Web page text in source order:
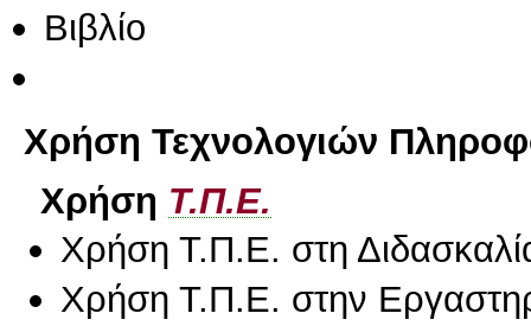
Βιβλίο
Χρήση Τεχνολογιών
Χρήση Τ.Π.Ε.
Χρήση Τ.Π.Ε. στη
Χρήση Τ.Π.Ε. στην